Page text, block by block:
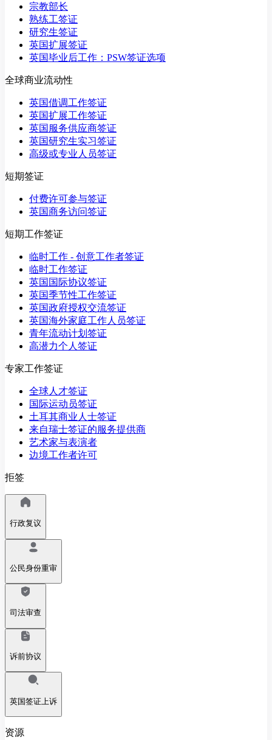
宗教部长
熟练工签证
研究生签证
英国扩展签证
英国毕业后工作：PSW签证选项
全球商业流动性
英国借调工作签证
英国扩展工作签证
英国服务供应商签证
英国研究生实习签证
高级或专业人员签证
短期签证
付费许可参与签证
英国商务访问签证
短期工作签证
临时工作 - 创意工作者签证
临时工作签证
英国国际协议签证
英国季节性工作签证
英国政府授权交流签证
英国海外家庭工作人员签证
青年流动计划签证
高潜力个人签证
专家工作签证
全球人才签证
国际运动员签证
土耳其商业人士签证
来自瑞士签证的服务提供商
艺术家与表演者
边境工作者许可
拒签
行政复议
公民身份重审
司法审查
诉前协议
英国签证上诉
资源